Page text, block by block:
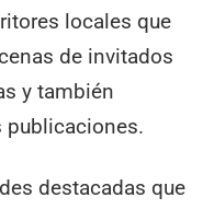
locales que
de invitados
y también
publicaciones.
destacadas que